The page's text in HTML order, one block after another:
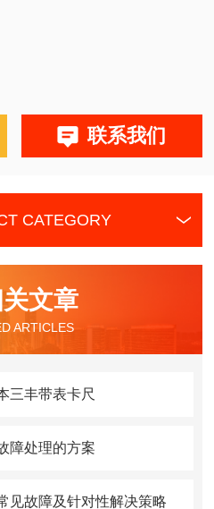
联系我们
CATEGORY
文章
ARTICLES
三丰带表卡尺
障处理的方案
见故障及针对性解决策略